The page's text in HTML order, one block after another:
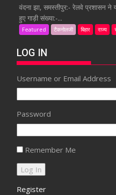
वंदना झा, समस्तीपुर:- रेलवे प्रशासन ने
हुए गाड़ी संख्या:-...
Featured टैकनोलजी बिहार राज्य
LOG IN
Username or Email Address
Password
Remember Me
Register